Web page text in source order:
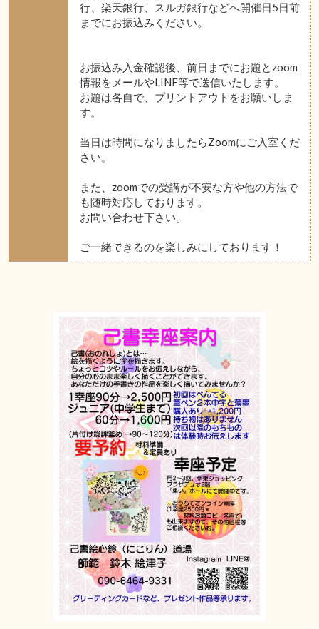
行、楽天銀行、スルガ銀行などへ開催日5日前
までにお振込みください。
お振込み入金確認後、前日までにお題とzoom
情報をメールやLINE等で送信いたします。
お題は各自で、プリントアウトをお願いしま
す。
当日は時間になりましたらZoomにご入室くだ
さい。
また、zoomでの受講が不安な方や他の方法で
も随時対応しております。
お問い合わせ下さい。
ご一緒できるのを楽しみにしております！